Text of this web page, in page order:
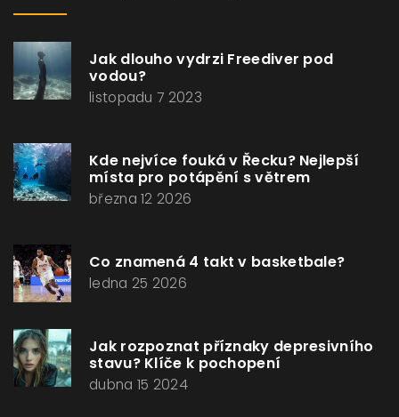
Jak dlouho vydrzi Freediver pod
vodou?
listopadu 7 2023
Kde nejvíce fouká v Řecku? Nejlepší
místa pro potápění s větrem
března 12 2026
Co znamená 4 takt v basketbale?
ledna 25 2026
Jak rozpoznat příznaky depresivního
stavu? Klíče k pochopení
dubna 15 2024